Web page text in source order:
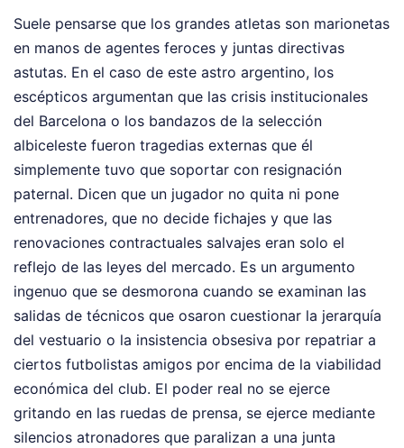
Suele pensarse que los grandes atletas son marionetas
en manos de agentes feroces y juntas directivas
astutas. En el caso de este astro argentino, los
escépticos argumentan que las crisis institucionales
del Barcelona o los bandazos de la selección
albiceleste fueron tragedias externas que él
simplemente tuvo que soportar con resignación
paternal. Dicen que un jugador no quita ni pone
entrenadores, que no decide fichajes y que las
renovaciones contractuales salvajes eran solo el
reflejo de las leyes del mercado. Es un argumento
ingenuo que se desmorona cuando se examinan las
salidas de técnicos que osaron cuestionar la jerarquía
del vestuario o la insistencia obsesiva por repatriar a
ciertos futbolistas amigos por encima de la viabilidad
económica del club. El poder real no se ejerce
gritando en las ruedas de prensa, se ejerce mediante
silencios atronadores que paralizan a una junta